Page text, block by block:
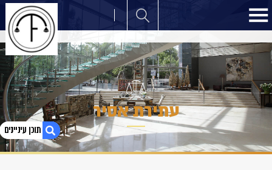
עתירת אסיר